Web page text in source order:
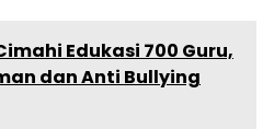
Edukasi 700 Guru,
dan Anti Bullying